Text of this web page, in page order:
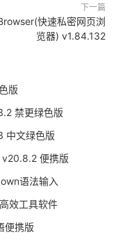
下一篇
快速私密网页浏
览器) v1.84.132
版
禁更绿色版
中文绿色版
便携版
语法输入
效工具软件
便携版